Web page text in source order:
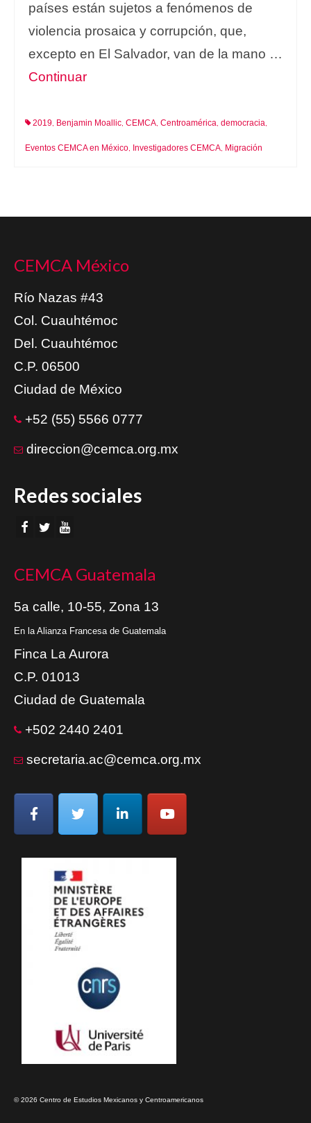
países están sujetos a fenómenos de
violencia prosaica y corrupción, que,
excepto en El Salvador, van de la mano …
Continuar
2019, Benjamin Moallic, CEMCA, Centroamérica, democracia,
Eventos CEMCA en México, Investigadores CEMCA, Migración
CEMCA México
Río Nazas #43
Col. Cuauhtémoc
Del. Cuauhtémoc
C.P. 06500
Ciudad de México
+52 (55) 5566 0777
direccion@cemca.org.mx
Redes sociales
CEMCA Guatemala
5a calle, 10-55, Zona 13
En la Alianza Francesa de Guatemala
Finca La Aurora
C.P. 01013
Ciudad de Guatemala
+502 2440 2401
secretaria.ac@cemca.org.mx
© 2026 Centro de Estudios Mexicanos y Centroamericanos